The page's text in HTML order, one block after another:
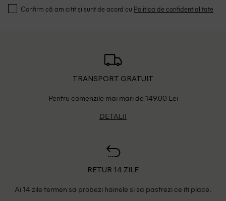
Confirm că am citit și sunt de acord cu Politica de confidentialitate
TRANSPORT GRATUIT
Pentru comenzile mai mari de 149.00 Lei
DETALII
RETUR 14 ZILE
Ai 14 zile termen sa probezi hainele si sa pastrezi ce iti place.